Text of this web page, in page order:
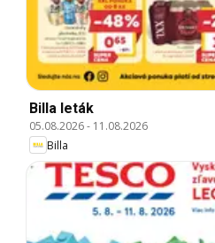
Billa leták
05.08.2026- 11.08.2026
Billa